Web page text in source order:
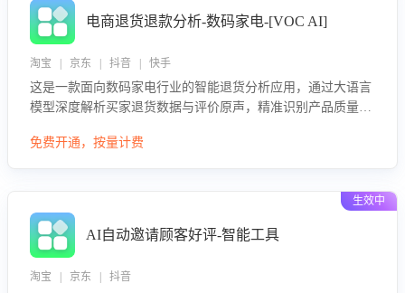
电商退货退款分析-数码家电-[VOC AI]
淘宝 | 京东 | 抖音 | 快手
这是一款面向数码家电行业的智能退货分析应用，通过大语言
模型深度解析买家退货数据与评价原声，精准识别产品质量、
议，通过挖掘用户痛点驱动产品迭代，从根本上降低退货率，
免费开通，按量计费
生效中
AI自动邀请顾客好评-智能工具
淘宝 | 京东 | 抖音